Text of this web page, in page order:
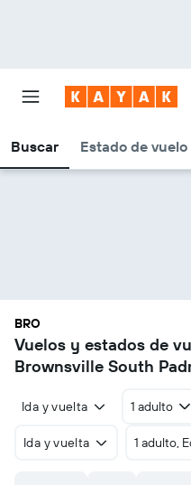
Buscar Estado de vuelo
BRO
Vuelos y estados de
Brownsville South
Ida y vuelta 1 adulto
Ida y vuelta 1 adulto,